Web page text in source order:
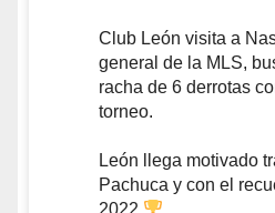
Club León visita a
general de la MLS,
racha de 6 derrotas
torneo.
León llega motivado
Pachuca y con el
2022